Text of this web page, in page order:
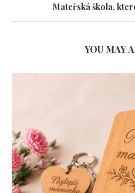
Mateřská škola,
YOU MAY